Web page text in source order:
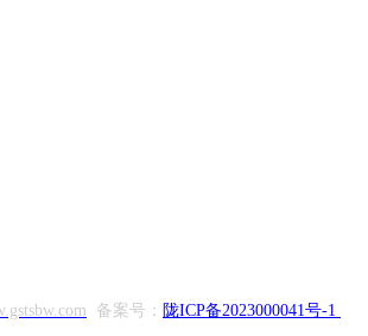
备案号： 陇ICP备2023000041号-1